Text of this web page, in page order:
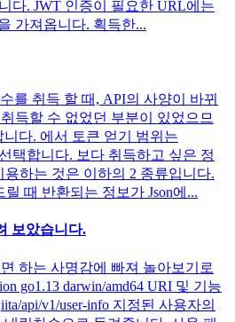
다. JWT 인증이 필요한 URL에는
가져옵니다. 획득한...
를 취득 할 때, API의 사양이 바뀌
득할 수 없었던 부분이 있었으므
다. 에서 토큰 얻기 범위는
택합니다. 보다 취득하고 싶은 정
하는 것은 이하의 2 종류입니다.
때 반환되는 정보가 Json에...
보았습니다.
하는 사명감에 빠져 놀아보기로
go1.13 darwin/amd64 URI 및 기능
api/v1/user-info 지정된 사용자의